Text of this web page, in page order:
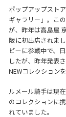
ポップアップスト
ギャラリー」。こ
が、昨年は高島屋
阪に初出店されま
ビーに参戦中で、
したが、昨年発表
NEWコレクション
ルメール騎手は現
のコレクションに
れていました。